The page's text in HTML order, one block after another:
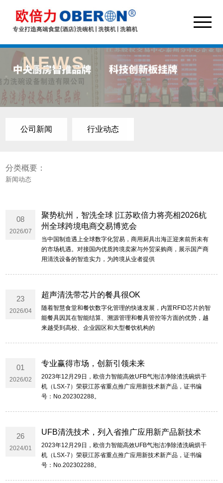
NEWS
公司新闻 行业动态
分类概要：
新闻动态
08
2026/07
聚势杭州，智洗全球 |江苏欧倍力将亮相2026杭
州全球跨境电商交易博览会
当中国制造遇上全球数字化贸易，商用厨具出海正迎来前所未有
的市场机遇。对接国内优质跨境卖家与外贸采购商，展示国产商
用清洗设备的智造实力，为跨境从业者提供
23
2026/04
超声清洗带芯片的餐具很OK
随着智慧食堂和餐饮数字化管理的快速发展，内置RFID芯片的智
能餐具因其在智能结算、溯源管理和餐具管控等方面的优势，越
来越受到高校、企业园区和大型餐饮机构的
01
2026/02
专业赢得市场，创新引领未来
2023年12月29日，欧倍力智能高效UFB气泡洁净除渣洗碗烘干
机（LSX-7）荣获江苏省重点推广应用新技术新产品，证书编
号：No.202302288。
26
2024/01
UFB清洗技术，列入省推广应用新产品新技术
2023年12月29日，欧倍力智能高效UFB气泡洁净除渣洗碗烘干
机（LSX-7）荣获江苏省重点推广应用新技术新产品，证书编
号：No.202302288。